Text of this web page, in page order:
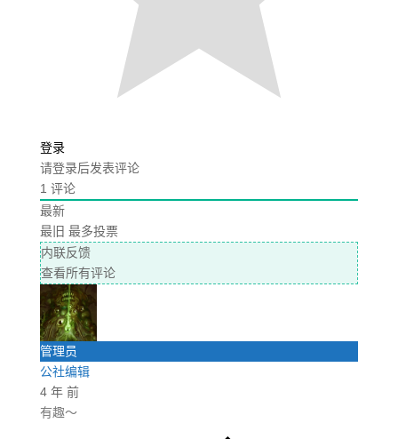
登录
请登录后发表评论
1 评论
最新
最旧 最多投票
内联反馈
查看所有评论
管理员
公社编辑
4 年 前
有趣～